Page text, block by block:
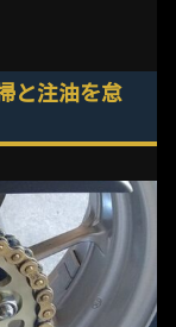
と注油を怠